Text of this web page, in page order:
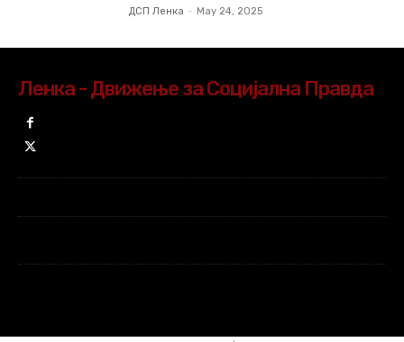
ДСП Ленка - May 24, 2025
Ленка - Движење за Социјална Правда